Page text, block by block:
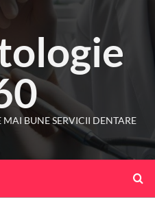
BUNE SERVICII DENTARE